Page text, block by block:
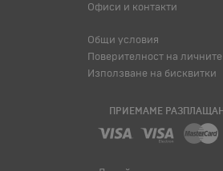
Офиси и контакти
Общи условия
Поверителност на
Използване на бисквитки
ПРИЕМАМЕ